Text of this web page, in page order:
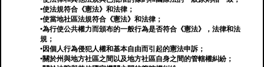
•使法規符合《憲法》和法律；
•使當地社區法規符合《憲法》和法律；
•為行使公共權力而頒布的一般行為是否符合《憲法》，法律和法
規；
•因個人行為侵犯人權和基本自由而引起的憲法申訴；
•關於州與地方社區之間以及地方社區自身之間的管轄權糾紛；